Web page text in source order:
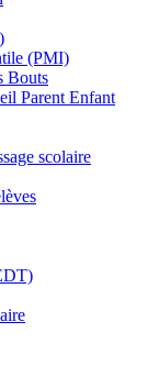
(PMI)
Bouts
Parent Enfant
scolaire